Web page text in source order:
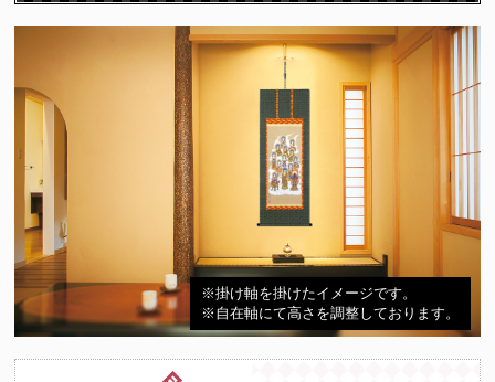
供養」をつかさどる守護仏です。故人は十三の仏様に見守られなが
ら極楽浄土に導かれて成仏すると言われています。
※掛け軸を掛けたイメージです。
※自在軸にて高さを調整しております。